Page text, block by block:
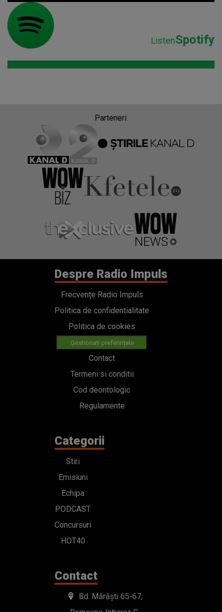
ListenSpotify
Parteneri:
Despre Radio Impuls
Frecvențe Radio Impuls
Politica de confidentialitate
Politica de cookies
Gestionați preferințele
Contact
Termeni si conditii
Cod deontologic
Regulamente
Categorii
Stiri
Emisiuni
Echipa
PODCAST
Concursuri
HOT40
Contact
Bd. Mărăști 65-67,